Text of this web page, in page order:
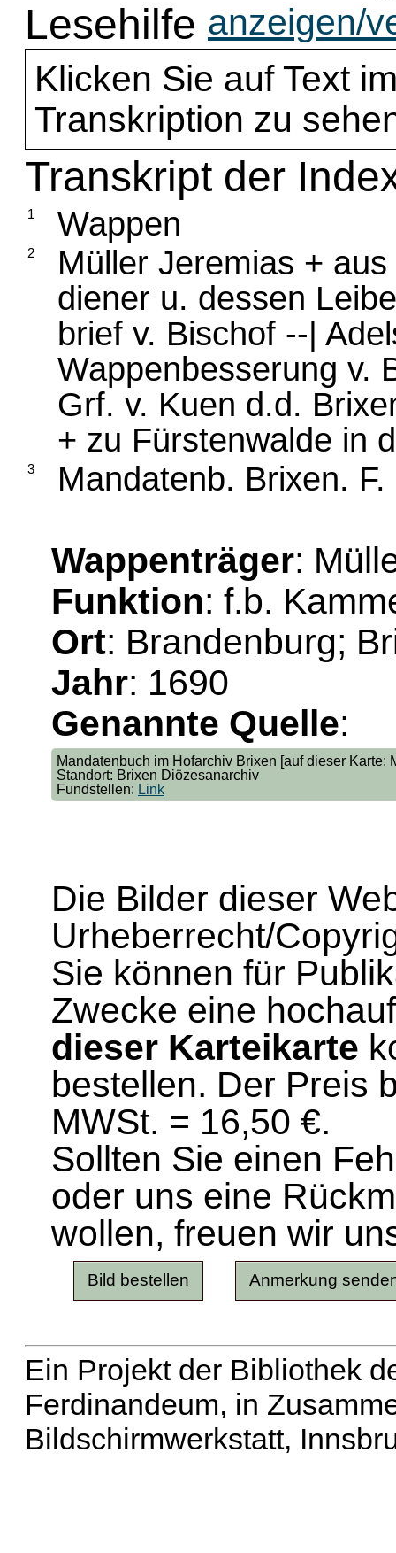
Lesehilfe anzeigen/
Klicken Sie auf Text
Transkription zu
Transkript der
1 Wappen
2
Müller Jeremias +
diener u. dessen
brief v. Bischof --|
Wappenbesserung v.
Grf. v. Kuen d.d.
+ zu Fürstenwalde in
3 Mandatenb. Brixen. F.
Wappenträger:
Funktion: f.b.
Ort: Brandenburg;
Jahr: 1690
Genannte Quelle:
Mandatenbuch im Hofarchiv Brixen [auf dieser Karte:
Standort: Brixen Diözesanarchiv
Fundstellen: Link
Die Bilder dieser
Urheberrecht/
Sie können für
Zwecke eine
dieser Karteikarte
bestellen. Der Preis
MWSt. = 16,50 €.
Sollten Sie einen
oder uns eine
wollen, freuen wir
Ein Projekt der Bibliothek
Ferdinandeum, in
Bildschirmwerkstatt,